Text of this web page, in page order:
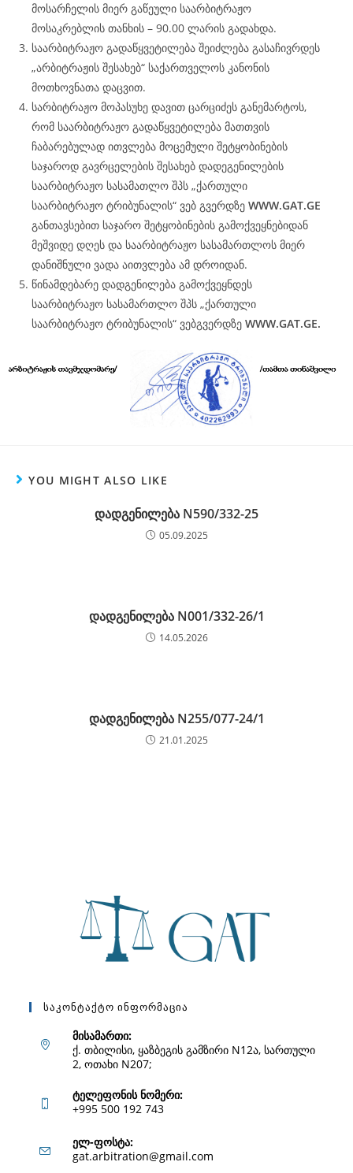
მოსარჩელის მიერ გაწეული საარბიტრაჟო
მოსაკრებლის თანხის – 90.00 ლარის გადახდა.
საარბიტრაჟო გადაწყვეტილება შეიძლება გასაჩივრდეს
„არბიტრაჟის შესახებ“ საქართველოს კანონის
მოთხოვნათა დაცვით.
სარბიტრაჟო მოპასუხე დავით ცარციძეს განემარტოს,
რომ საარბიტრაჟო გადაწყვეტილება მათთვის
ჩაბარებულად ითვლება მოცემული შეტყობინების
საჯაროდ გავრცელების შესახებ დადეგენილების
საარბიტრაჟო სასამათლო შპს „ქართული
საარბიტრაჟო ტრიბუნალის“ ვებ გვერდზე WWW.GAT.GE
განთავსებით საჯარო შეტყობინების გამოქვეყნებიდან
მეშვიდე დღეს და საარბიტრაჟო სასამართლოს მიერ
დანიშნული ვადა აითვლება ამ დროიდან.
წინამდებარე დადგენილება გამოქვეყნდეს
საარბიტრაჟო სასამართლო შპს „ქართული
საარბიტრაჟო ტრიბუნალის“ ვებგვერდზე WWW.GAT.GE.
YOU MIGHT ALSO LIKE
დადგენილება N590/332-25
05.09.2025
დადგენილება N001/332-26/1
14.05.2026
დადგენილება N255/077-24/1
21.01.2025
Საკონტაქტო Ინფორმაცია
მისამართი:
ქ. თბილისი, ყაზბეგის გამზირი N12ა, სართული
2, ოთახი N207;
ტელეფონის ნომერი:
+995 500 192 743
in
ელ-ფოსტა:
gat.arbitration@gmail.com